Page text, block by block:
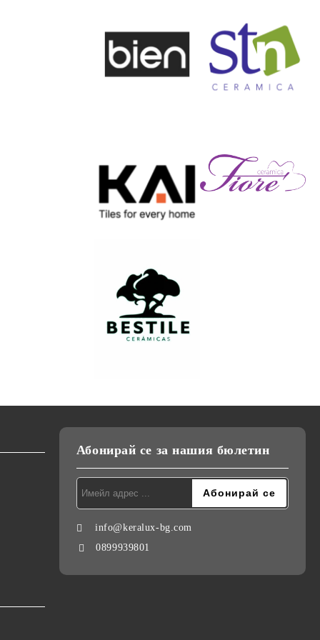
Абонирай се за нашия бюлетин
info@keralux-bg.com
0899939801